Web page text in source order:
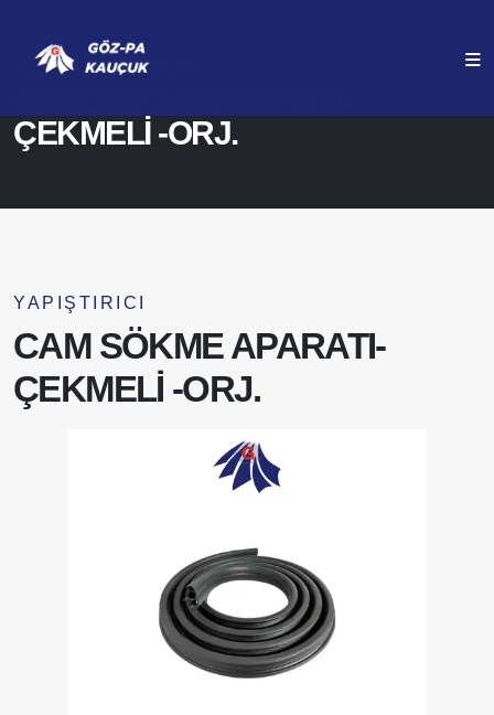
ÇEKMELİ -ORJ.
ANASAYFA ÜRÜNLERIMIZ
YAPIŞTIRICI
CAM SÖKME APARATI-
ÇEKMELİ -ORJ.